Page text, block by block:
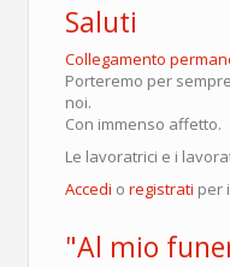
Saluti
Collegamento
Porteremo per
noi.
Con immenso affetto.
Le lavoratrici e i
Accedi o registrati per
"Al mio